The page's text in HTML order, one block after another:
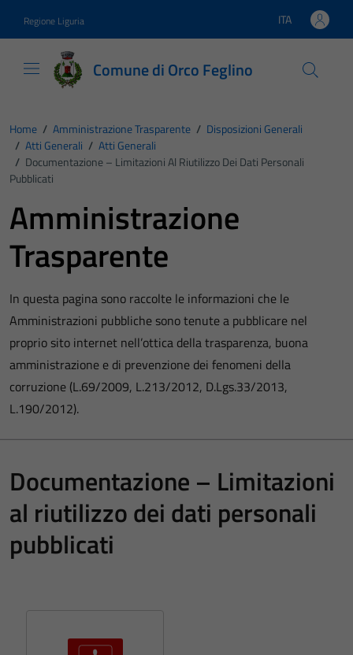
Regione Liguria Lingua attiva:
ITA
Comune di Orco Feglino
Home / Amministrazione Trasparente / Disposizioni Generali
/ Atti Generali / Atti Generali
/ Documentazione – Limitazioni Al Riutilizzo Dei Dati Personali
Pubblicati
Amministrazione
Trasparente
In questa pagina sono raccolte le informazioni che le
Amministrazioni pubbliche sono tenute a pubblicare nel
proprio sito internet nell’ottica della trasparenza, buona
amministrazione e di prevenzione dei fenomeni della
corruzione (L.69/2009, L.213/2012, D.Lgs.33/2013,
L.190/2012).
Documentazione – Limitazioni
al riutilizzo dei dati personali
pubblicati